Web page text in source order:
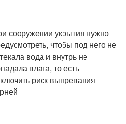
сооружении укрытия нужно
чтобы под него не
вода и внутрь не
влага, то есть
риск выпревания